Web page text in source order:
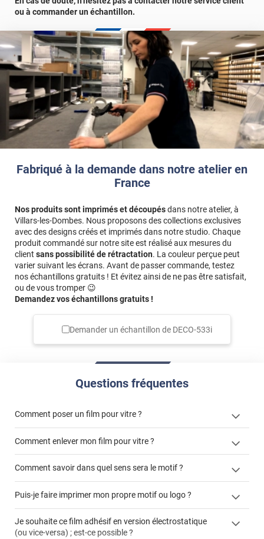
Fabriqué à la demande dans notre atelier en
France
Nos produits sont imprimés et découpésdans notre atelier, à
Villars-les-Dombes. Nous proposons des collections exclusives
avec des designs créés et imprimés dans notre studio. Chaque
produit commandé sur notre site est réalisé aux mesures du
client sans possibilité de rétractation. La couleur perçue peut
varier suivant les écrans. Avant de passer commande, testez
nos échantillons gratuits ! Et évitez ainsi de ne pas être satisfait,
ou de vous tromper 😉
Demandez vos échantillons gratuits !
Demander un échantillon de DECO-533i
Questions fréquentes
Comment poser un film pour vitre ?
cet article
cet
article
Comment enlever mon film pour vitre ?
enlever et stocker
Comment savoir dans quel sens sera le motif ?
Puis-je faire imprimer mon propre motif ou logo ?
personnaliser
Je souhaite ce film adhésif en version électrostatique
(ou vice-versa) ; est-ce possible ?
ou à commander un échantillon.